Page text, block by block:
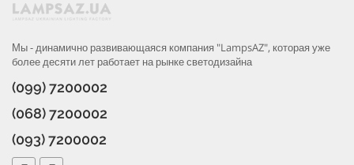
Мы - динамично развивающаяся компания "LampsAZ", которая уже
более десяти лет работает на рынке светодизайна
(099) 7200002
(068) 7200002
(093) 7200002